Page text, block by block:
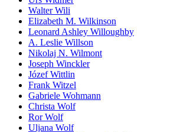
Walter Wili
Elizabeth M. Wilkinson
Leonard Ashley Willoughby
A. Leslie Willson
Nikolaj N. Wilmont
Joseph Winckler
Józef Wittlin
Frank Witzel
Gabriele Wohmann
Christa Wolf
Ror Wolf
Uljana Wolf